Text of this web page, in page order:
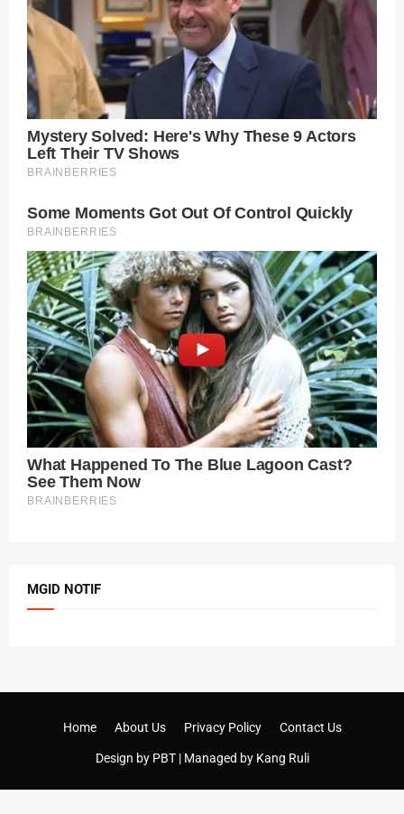
MGID NOTIF
Design by PBT| Managed by Kang Ruli
Home About Us Privacy Policy Contact Us